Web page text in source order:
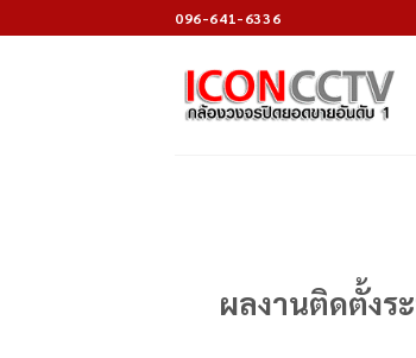
to
096-641-6336
ผลงานติดตั้งร